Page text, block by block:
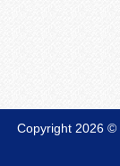
Copyright 2026 ©